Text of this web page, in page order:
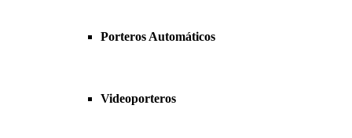
Porteros Automáticos
Videoporteros